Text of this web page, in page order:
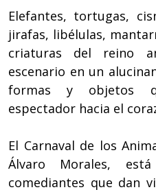
Elefantes, tortugas,
jirafas, libélulas,
criaturas del reino
escenario en un
formas y objetos
espectador hacia el
El Carnaval de los
Álvaro Morales,
comediantes que dan